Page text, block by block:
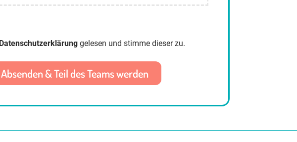
Datenschutzerklärung gelesen und stimme dieser zu.